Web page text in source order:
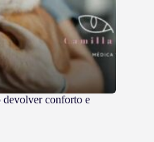
devolver conforto e